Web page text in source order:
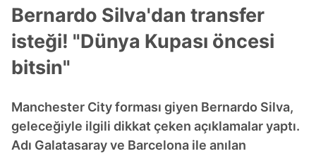
Bernardo Silva'dan transfer
isteği! "Dünya Kupası öncesi
bitsin"
Manchester City forması giyen Bernardo Silva,
geleceğiyle ilgili dikkat çeken açıklamalar yaptı.
Adı Galatasaray ve Barcelona ile anılan